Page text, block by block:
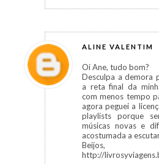
ALINE VALENTIM
Oi Ane, tudo bom?
Desculpa a demora
a reta final da
com menos tempo
agora peguei a
playlists porque
músicas novas e
acostumada a
Beijos,
http://